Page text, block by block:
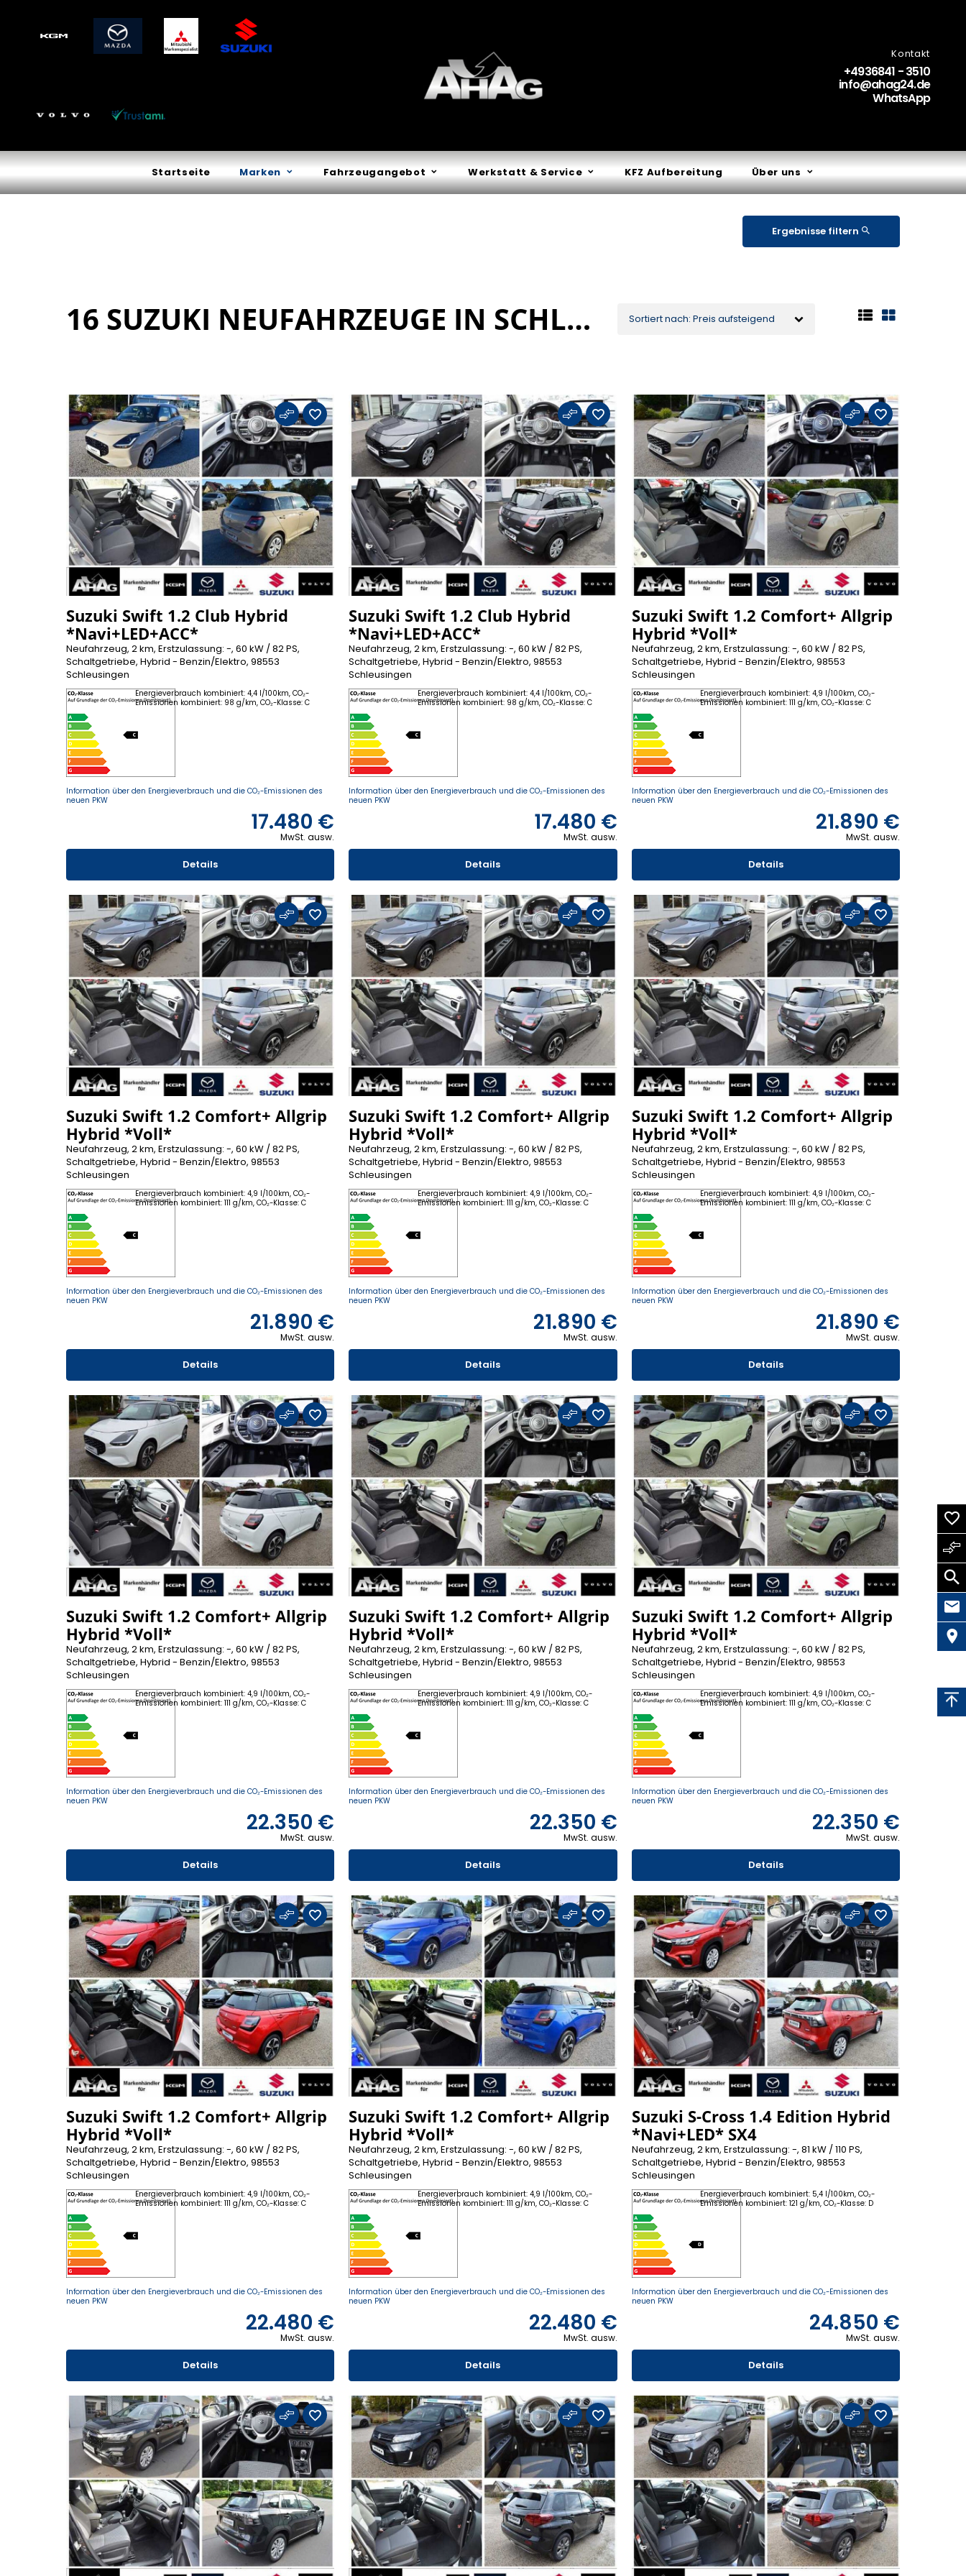
Kontakt
+4936841 - 3510
info@ahag24.de
WhatsApp
Startseite Marken Fahrzeugangebot Werkstatt & Service KFZ Aufbereitung Über uns
Ergebnisse filtern
16 SUZUKI NEUFAHRZEUGE IN SCHLEUSINGEN Sortiert nach: Preis aufsteigend
Suzuki Swift 1.2 Club Hybrid
*Navi+LED+ACC*
Neufahrzeug, 2 km, Erstzulassung: -, 60 kW / 82 PS,
Schaltgetriebe, Hybrid - Benzin/Elektro, 98553
Schleusingen
Energieverbrauch kombiniert: 4,4 l/100km, CO₂-
Emissionen kombiniert: 98 g/km, CO₂-Klasse: C
Information über den Energieverbrauch und die CO₂-Emissionen des
neuen PKW
17.480 €
MwSt. ausw.
Details
Suzuki Swift 1.2 Club Hybrid
*Navi+LED+ACC*
Neufahrzeug, 2 km, Erstzulassung: -, 60 kW / 82 PS,
Schaltgetriebe, Hybrid - Benzin/Elektro, 98553
Schleusingen
Energieverbrauch kombiniert: 4,4 l/100km, CO₂-
Emissionen kombiniert: 98 g/km, CO₂-Klasse: C
Information über den Energieverbrauch und die CO₂-Emissionen des
neuen PKW
17.480 €
MwSt. ausw.
Details
Suzuki Swift 1.2 Comfort+ Allgrip
Hybrid *Voll*
Neufahrzeug, 2 km, Erstzulassung: -, 60 kW / 82 PS,
Schaltgetriebe, Hybrid - Benzin/Elektro, 98553
Schleusingen
Energieverbrauch kombiniert: 4,9 l/100km, CO₂-
Emissionen kombiniert: 111 g/km, CO₂-Klasse: C
Information über den Energieverbrauch und die CO₂-Emissionen des
neuen PKW
21.890 €
MwSt. ausw.
Details
Suzuki Swift 1.2 Comfort+ Allgrip
Hybrid *Voll*
Neufahrzeug, 2 km, Erstzulassung: -, 60 kW / 82 PS,
Schaltgetriebe, Hybrid - Benzin/Elektro, 98553
Schleusingen
Energieverbrauch kombiniert: 4,9 l/100km, CO₂-
Emissionen kombiniert: 111 g/km, CO₂-Klasse: C
Information über den Energieverbrauch und die CO₂-Emissionen des
neuen PKW
21.890 €
MwSt. ausw.
Details
Suzuki Swift 1.2 Comfort+ Allgrip
Hybrid *Voll*
Neufahrzeug, 2 km, Erstzulassung: -, 60 kW / 82 PS,
Schaltgetriebe, Hybrid - Benzin/Elektro, 98553
Schleusingen
Energieverbrauch kombiniert: 4,9 l/100km, CO₂-
Emissionen kombiniert: 111 g/km, CO₂-Klasse: C
Information über den Energieverbrauch und die CO₂-Emissionen des
neuen PKW
21.890 €
MwSt. ausw.
Details
Suzuki Swift 1.2 Comfort+ Allgrip
Hybrid *Voll*
Neufahrzeug, 2 km, Erstzulassung: -, 60 kW / 82 PS,
Schaltgetriebe, Hybrid - Benzin/Elektro, 98553
Schleusingen
Energieverbrauch kombiniert: 4,9 l/100km, CO₂-
Emissionen kombiniert: 111 g/km, CO₂-Klasse: C
Information über den Energieverbrauch und die CO₂-Emissionen des
neuen PKW
21.890 €
MwSt. ausw.
Details
Suzuki Swift 1.2 Comfort+ Allgrip
Hybrid *Voll*
Neufahrzeug, 2 km, Erstzulassung: -, 60 kW / 82 PS,
Schaltgetriebe, Hybrid - Benzin/Elektro, 98553
Schleusingen
Energieverbrauch kombiniert: 4,9 l/100km, CO₂-
Emissionen kombiniert: 111 g/km, CO₂-Klasse: C
Information über den Energieverbrauch und die CO₂-Emissionen des
neuen PKW
22.350 €
MwSt. ausw.
Details
Suzuki Swift 1.2 Comfort+ Allgrip
Hybrid *Voll*
Neufahrzeug, 2 km, Erstzulassung: -, 60 kW / 82 PS,
Schaltgetriebe, Hybrid - Benzin/Elektro, 98553
Schleusingen
Energieverbrauch kombiniert: 4,9 l/100km, CO₂-
Emissionen kombiniert: 111 g/km, CO₂-Klasse: C
Information über den Energieverbrauch und die CO₂-Emissionen des
neuen PKW
22.350 €
MwSt. ausw.
Details
Suzuki Swift 1.2 Comfort+ Allgrip
Hybrid *Voll*
Neufahrzeug, 2 km, Erstzulassung: -, 60 kW / 82 PS,
Schaltgetriebe, Hybrid - Benzin/Elektro, 98553
Schleusingen
Energieverbrauch kombiniert: 4,9 l/100km, CO₂-
Emissionen kombiniert: 111 g/km, CO₂-Klasse: C
Information über den Energieverbrauch und die CO₂-Emissionen des
neuen PKW
22.350 €
MwSt. ausw.
Details
Suzuki Swift 1.2 Comfort+ Allgrip
Hybrid *Voll*
Neufahrzeug, 2 km, Erstzulassung: -, 60 kW / 82 PS,
Schaltgetriebe, Hybrid - Benzin/Elektro, 98553
Schleusingen
Energieverbrauch kombiniert: 4,9 l/100km, CO₂-
Emissionen kombiniert: 111 g/km, CO₂-Klasse: C
Information über den Energieverbrauch und die CO₂-Emissionen des
neuen PKW
22.480 €
MwSt. ausw.
Details
Suzuki Swift 1.2 Comfort+ Allgrip
Hybrid *Voll*
Neufahrzeug, 2 km, Erstzulassung: -, 60 kW / 82 PS,
Schaltgetriebe, Hybrid - Benzin/Elektro, 98553
Schleusingen
Energieverbrauch kombiniert: 4,9 l/100km, CO₂-
Emissionen kombiniert: 111 g/km, CO₂-Klasse: C
Information über den Energieverbrauch und die CO₂-Emissionen des
neuen PKW
22.480 €
MwSt. ausw.
Details
Suzuki S-Cross 1.4 Edition Hybrid
*Navi+LED* SX4
Neufahrzeug, 2 km, Erstzulassung: -, 81 kW / 110 PS,
Schaltgetriebe, Hybrid - Benzin/Elektro, 98553
Schleusingen
Energieverbrauch kombiniert: 5,4 l/100km, CO₂-
Emissionen kombiniert: 121 g/km, CO₂-Klasse: D
Information über den Energieverbrauch und die CO₂-Emissionen des
neuen PKW
24.850 €
MwSt. ausw.
Details